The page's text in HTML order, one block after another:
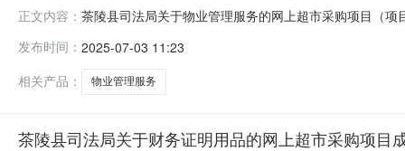
正文内容： 茶陵县司法局关于物业管理服务的网上超市采购项目（
株洲市茶陵县报价起止时间:-二、采购单位信息采购单位
发布时间： 2025-07-03 11:23
相关产品：
物业管理服务
茶陵县司法局关于财务证明用品的网上超市采购项目